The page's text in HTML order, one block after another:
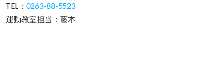
TEL： 0263-88-5523
運動教室担当：藤本